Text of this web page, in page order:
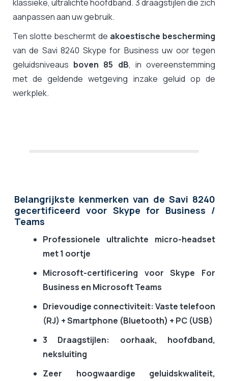
klassieke, ultralichte hoofdband. 3 draagstijlen die zich
aanpassen aan uw gebruik.
Ten slotte beschermt de akoestische bescherming
van de Savi 8240 Skype for Business uw oor tegen
geluidsniveaus boven 85 dB, in overeenstemming
met de geldende wetgeving inzake geluid op de
werkplek.
Belangrijkste kenmerken van de Savi 8240
gecertificeerd voor Skype for Business /
Teams
Professionele ultralichte micro-headset
met 1 oortje
Microsoft-certificering voor Skype For
Business en Microsoft Teams
Drievoudige connectiviteit: Vaste telefoon
(RJ) + Smartphone (Bluetooth) + PC (USB)
3 Draagstijlen: oorhaak, hoofdband,
neksluiting
Zeer hoogwaardige geluidskwaliteit,